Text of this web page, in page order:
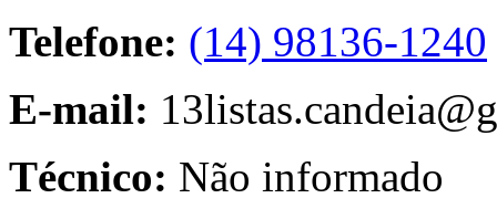
Telefone: (14) 98136-1240
E-mail:
Técnico: Não informado